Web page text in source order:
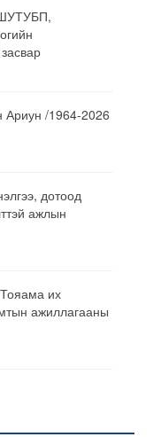
/1964-2026
дотоод
ажлын
их
ажиллагааны